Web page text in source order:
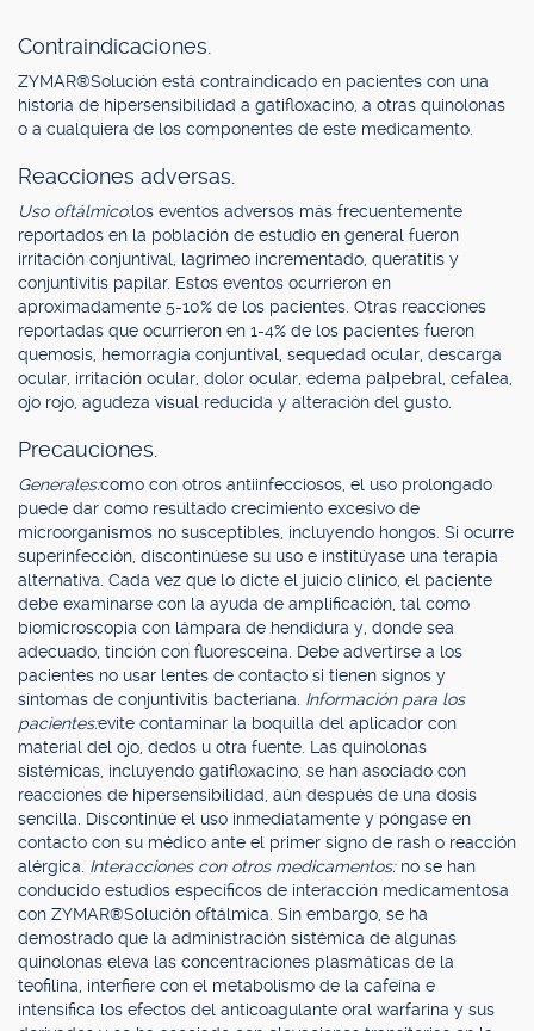
Contraindicaciones.
ZYMAR®Solución está contraindicado en pacientes con una
historia de hipersensibilidad a gatifloxacino, a otras quinolonas
o a cualquiera de los componentes de este medicamento.
Reacciones adversas.
Uso oftálmico:los eventos adversos más frecuentemente
reportados en la población de estudio en general fueron
irritación conjuntival, lagrimeo incrementado, queratitis y
conjuntivitis papilar. Estos eventos ocurrieron en
aproximadamente 5-10% de los pacientes. Otras reacciones
reportadas que ocurrieron en 1-4% de los pacientes fueron
quemosis, hemorragia conjuntival, sequedad ocular, descarga
ocular, irritación ocular, dolor ocular, edema palpebral, cefalea,
ojo rojo, agudeza visual reducida y alteración del gusto.
Precauciones.
Generales:como con otros antiinfecciosos, el uso prolongado
puede dar como resultado crecimiento excesivo de
microorganismos no susceptibles, incluyendo hongos. Si ocurre
superinfección, discontinúese su uso e institúyase una terapia
alternativa. Cada vez que lo dicte el juicio clínico, el paciente
debe examinarse con la ayuda de amplificación, tal como
biomicroscopia con lámpara de hendidura y, donde sea
adecuado, tinción con fluoresceína. Debe advertirse a los
pacientes no usar lentes de contacto si tienen signos y
síntomas de conjuntivitis bacteriana. Información para los
pacientes:evite contaminar la boquilla del aplicador con
material del ojo, dedos u otra fuente. Las quinolonas
sistémicas, incluyendo gatifloxacino, se han asociado con
reacciones de hipersensibilidad, aún después de una dosis
sencilla. Discontinúe el uso inmediatamente y póngase en
contacto con su médico ante el primer signo de rash o reacción
alérgica. Interacciones con otros medicamentos: no se han
conducido estudios específicos de interacción medicamentosa
con ZYMAR®Solución oftálmica. Sin embargo, se ha
demostrado que la administración sistémica de algunas
quinolonas eleva las concentraciones plasmáticas de la
teofilina, interfiere con el metabolismo de la cafeína e
intensifica los efectos del anticoagulante oral warfarina y sus